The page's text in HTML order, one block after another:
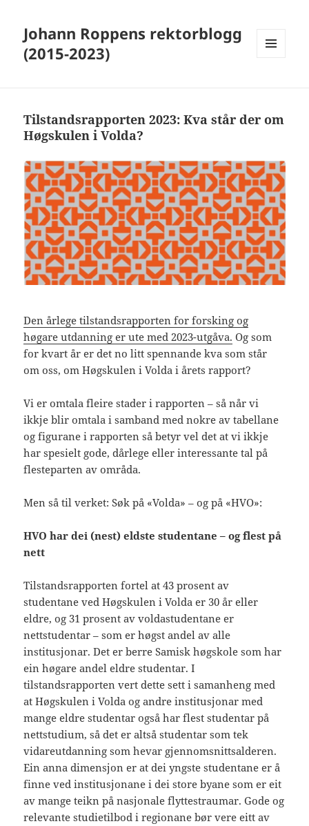
Johann Roppens rektorblogg
(2015-2023)
Tilstandsrapporten 2023: Kva står der om
Høgskulen i Volda?
Den årlege tilstandsrapporten for forsking og
høgare utdanning er ute med 2023-utgåva. Og som
for kvart år er det no litt spennande kva som står
om oss, om Høgskulen i Volda i årets rapport?
Vi er omtala fleire stader i rapporten – så når vi
ikkje blir omtala i samband med nokre av tabellane
og figurane i rapporten så betyr vel det at vi ikkje
har spesielt gode, dårlege eller interessante tal på
flesteparten av områda.
Men så til verket: Søk på «Volda» – og på «HVO»:
HVO har dei (nest) eldste studentane – og flest på
nett
Tilstandsrapporten fortel at 43 prosent av
studentane ved Høgskulen i Volda er 30 år eller
eldre, og 31 prosent av voldastudentane er
nettstudentar – som er høgst andel av alle
institusjonar. Det er berre Samisk høgskole som har
ein høgare andel eldre studentar. I
tilstandsrapporten vert dette sett i samanheng med
at Høgskulen i Volda og andre institusjonar med
mange eldre studentar også har flest studentar på
nettstudium, så det er altså studentar som tek
vidareutdanning som hevar gjennomsnittsalderen.
Ein anna dimensjon er at dei yngste studentane er å
finne ved institusjonane i dei store byane som er eit
av mange teikn på nasjonale flyttestraumar. Gode og
relevante studietilbod i regionane bør vere eitt av